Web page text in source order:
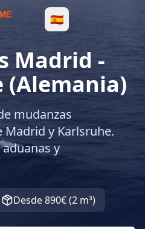
🇪🇸
Madrid -
(Alemania)
mudanzas
y Karlsruhe.
y
Desde890€(2 m³)